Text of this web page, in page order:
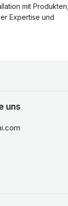
mit Produkten,
Expertise und
uns